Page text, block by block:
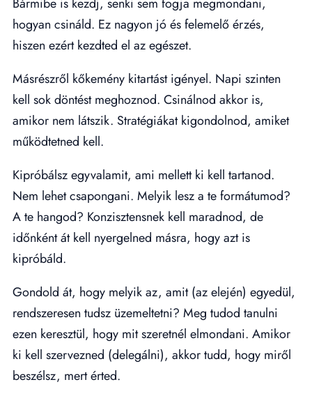
hogyan csináld. Ez nagyon jó és felemelő érzés,
hiszen ezért kezdted el az egészet.
Másrészről kőkemény kitartást igényel. Napi szinten
kell sok döntést meghoznod. Csinálnod akkor is,
amikor nem látszik. Stratégiákat kigondolnod, amiket
működtetned kell.
Kipróbálsz egyvalamit, ami mellett ki kell tartanod.
Nem lehet csapongani. Melyik lesz a te formátumod?
A te hangod? Konzisztensnek kell maradnod, de
időnként át kell nyergelned másra, hogy azt is
kipróbáld.
Gondold át, hogy melyik az, amit (az elején) egyedül,
rendszeresen tudsz üzemeltetni? Meg tudod tanulni
ezen keresztül, hogy mit szeretnél elmondani. Amikor
ki kell szervezned (delegálni), akkor tudd, hogy miről
beszélsz, mert érted.